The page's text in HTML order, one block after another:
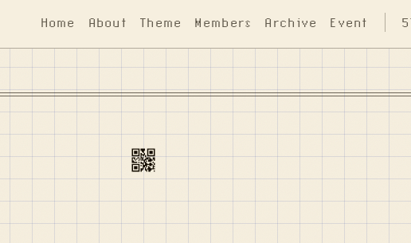
Home About Theme Members Archive Event